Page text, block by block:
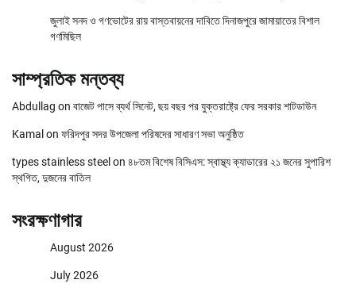
জুলাই সনদ ও গণভোটের রায় বাস্তবায়নের দাবিতে দিনাজপুরে জামায়াতের বিশাল
গণমিছিল
সাম্প্রতিক মন্তব্য
Abdullag on বাজেট পাসে ব্যর্থ সিনেট, ছয় বছর পর যুক্তরাষ্ট্রে ফের সরকার শাটডাউন
Kamal on ফরিদপুর সদর উপজেলা পরিষদের সাধারণ সভা অনুষ্ঠিত
types stainless steel on ৪৮তম বিশেষ বিসিএস: স্বাস্থ্য ক্যাডারের ২১ জনের সুপারিশ
স্থগিত, দুজনের বাতিল
সংরক্ষণাগার
August 2026
July 2026